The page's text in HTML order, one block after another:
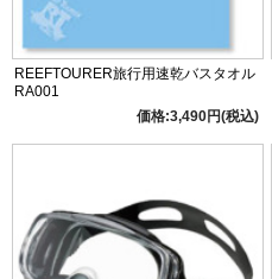
REEFTOURER旅行用速乾バスタオル
RA001
価格:3,490円(税込)